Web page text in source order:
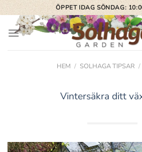
Skip
to
content
ÖPPET IDAG SÖNDAG:
HEM / SOLHAGA TIPSAR /
Vintersäkra ditt